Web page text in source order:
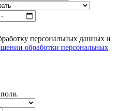
персональных данных и
обработки персональных